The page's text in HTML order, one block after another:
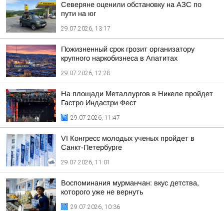
Северяне оценили обстановку на АЗС по
пути на юг
29.07.2026, 13:17
Пожизненный срок грозит организатору
крупного наркобизнеса в Апатитах
29.07.2026, 12:28
На площади Металлургов в Никеле пройдет
Гастро Индастри Фест
29.07.2026, 11:47
VI Конгресс молодых ученых пройдет в
Санкт-Петербурге
29.07.2026, 11:01
Воспоминания мурманчан: вкус детства,
которого уже не вернуть
29.07.2026, 10:36